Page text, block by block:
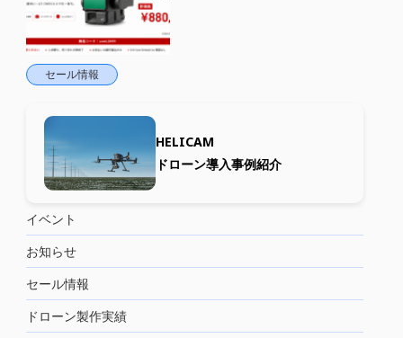
セール情報
HELICAM
ドローン導入事例紹介
イベント
お知らせ
セール情報
ドローン製作実績